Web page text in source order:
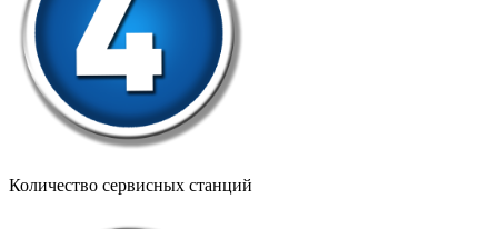
Количество сервисных станций